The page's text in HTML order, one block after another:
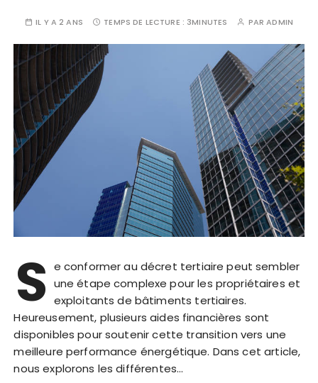
IL Y A 2 ANS TEMPS DE LECTURE : 3MINUTES PARADMIN
S e conformer au décret tertiaire peut sembler
une étape complexe pour les propriétaires et
exploitants de bâtiments tertiaires.
Heureusement, plusieurs aides financières sont
disponibles pour soutenir cette transition vers une
meilleure performance énergétique. Dans cet article,
nous explorons les différentes…